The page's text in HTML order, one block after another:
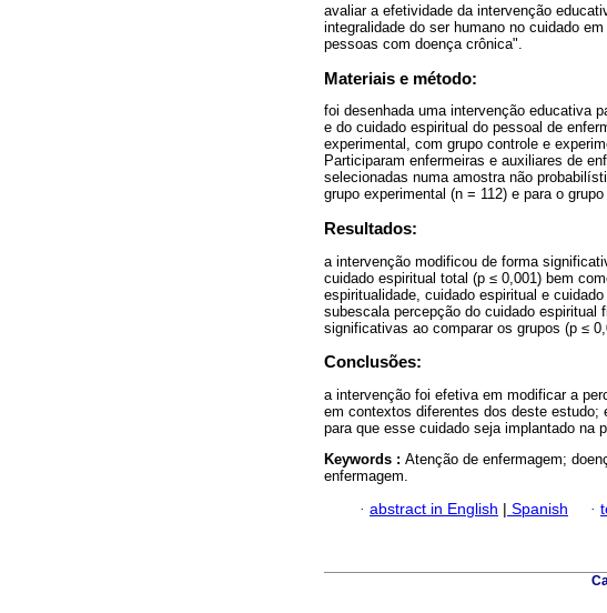
avaliar a efetividade da intervenção
integralidade do ser humano no cuidado
pessoas com doença crônica".
Materiais e método:
foi desenhada uma intervenção educativa
e do cuidado espiritual do pessoal de
experimental, com grupo controle e
Participaram enfermeiras e auxiliares de
selecionadas numa amostra não
grupo experimental (n = 112) e para o
Resultados:
a intervenção modificou de forma
cuidado espiritual total (p ≤ 0,001) bem
espiritualidade, cuidado espiritual e
subescala percepção do cuidado espiritual
significativas ao comparar os grupos (p ≤
Conclusões:
a intervenção foi efetiva em modificar a
em contextos diferentes dos deste estudo;
para que esse cuidado seja implantado na
Keywords : Atenção de enfermagem;
enfermagem.
· abstract in English Spanish ·